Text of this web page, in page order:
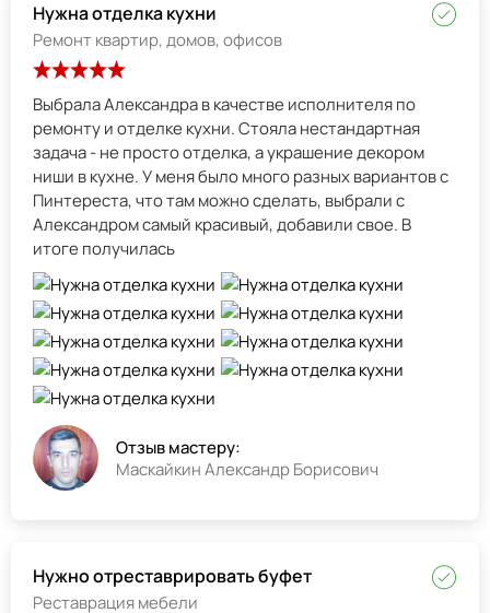
Нужна отделка кухни
Ремонт квартир, домов, офисов
Выбрала Александра в качестве исполнителя по
ремонту и отделке кухни. Стояла нестандартная
задача - не просто отделка, а украшение декором
ниши в кухне. У меня было много разных вариантов с
Пинтереста, что там можно сделать, выбрали с
Александром самый красивый, добавили свое. В
итоге получилась
Отзыв мастеру:
Маскайкин Александр Борисович
Нужно отреставрировать буфет
Реставрация мебели